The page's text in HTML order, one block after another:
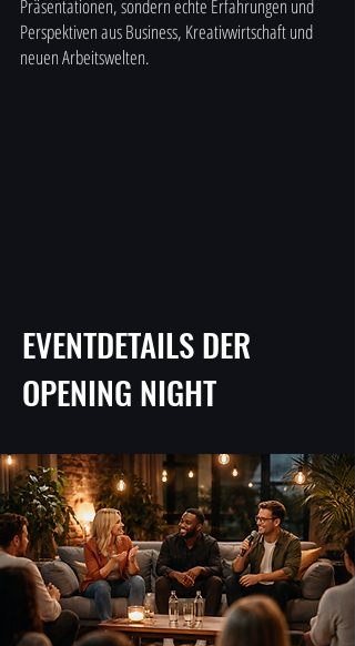
Präsentationen, sondern echte Erfahrungen und
Perspektiven aus Business, Kreativwirtschaft und
neuen Arbeitswelten.
EVENTDETAILS DER
OPENING NIGHT